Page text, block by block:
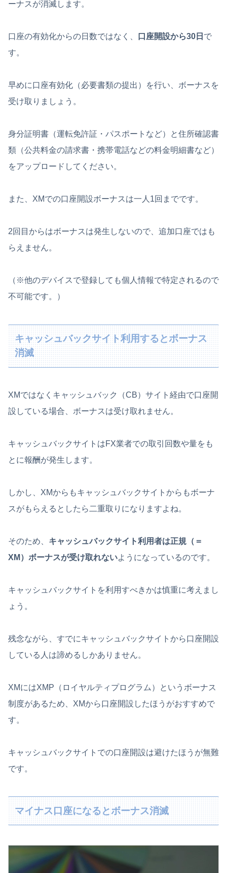
ーナスが消滅します。
口座の有効化からの日数ではなく、 口座開設から30日 で
す。
早めに口座有効化（必要書類の提出）を行い、ボーナスを
受け取りましょう。
身分証明書（運転免許証・パスポートなど）と住所確認書
類（公共料金の請求書・携帯電話などの料金明細書など）
をアップロードしてください。
また、XMでの口座開設ボーナスは一人1回までです。
2回目からはボーナスは発生しないので、追加口座ではも
らえません。
（※他のデバイスで登録しても個人情報で特定されるので
不可能です。）
キャッシュバックサイト利用するとボーナス
消滅
XMではなくキャッシュバック（CB）サイト経由で口座開
設している場合、ボーナスは受け取れません。
キャッシュバックサイトはFX業者での取引回数や量をも
とに報酬が発生します。
しかし、XMからもキャッシュバックサイトからもボーナ
スがもらえるとしたら二重取りになりますよね。
そのため、 キャッシュバックサイト利用者は正規（＝
XM）ボーナスが受け取れないようになっているのです。
キャッシュバックサイトを利用すべきかは慎重に考えまし
ょう。
残念ながら、すでにキャッシュバックサイトから口座開設
している人は諦めるしかありません。
XMにはXMP（ロイヤルティプログラム）というボーナス
制度があるため、XMから口座開設したほうがおすすめで
す。
キャッシュバックサイトでの口座開設は避けたほうが無難
です。
マイナス口座になるとボーナス消滅